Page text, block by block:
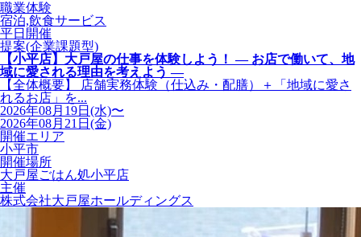
職業体験
宿泊,飲食サービス
平日開催
提案(企業課題型)
【小平店】大戸屋の仕事を体験しよう！ ― お店で働いて、地
域に愛される理由を考えよう ―
【全体概要】 店舗実務体験（仕込み・配膳）＋「地域に愛さ
れるお店」を...
2026年08月19日(水)〜
2026年08月21日(金)
開催エリア
小平市
開催場所
大戸屋ごはん処小平店
主催
株式会社大戸屋ホールディングス